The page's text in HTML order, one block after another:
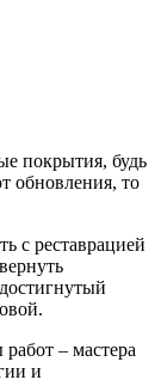
покрытия, будь
обновления, то
с реставрацией
– мастера
и